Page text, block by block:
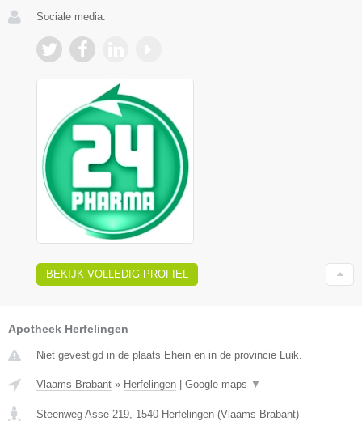
Sociale media:
BEKIJK VOLLEDIG PROFIEL
Apotheek Herfelingen
Niet gevestigd in de plaats Ehein en in de provincie Luik.
Vlaams-Brabant » Herfelingen Google maps ▼
Steenweg Asse 219 1540 Herfelingen (Vlaams-Brabant)